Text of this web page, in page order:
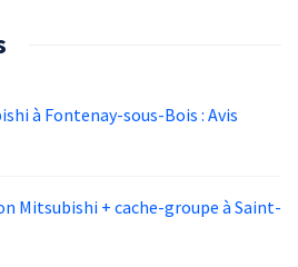
à Fontenay-sous-Bois : Avis
Mitsubishi + cache-groupe à Saint-